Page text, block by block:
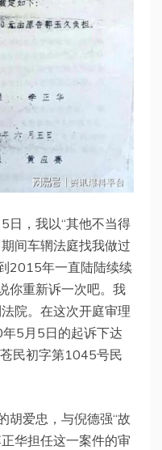
，我以“其他不当得
间车辋法庭找我做过
2015年一直陆陆续续
你重新诉一次吧。我
院。在这次开庭审理
5月5日的起诉下达
民初字第1045号民
胡爱忠，与倪德强“故
华担任这一案件的审